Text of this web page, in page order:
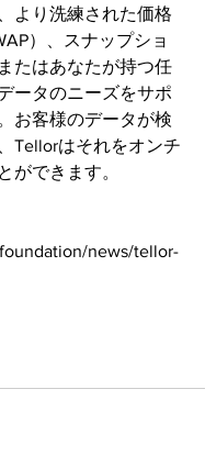
より洗練された価格
）、スナップショ
たはあなたが持つ任
ータのニーズをサポ
お客様のデータが検
Tellorはそれをオンチ
ができます。
news/tellor-